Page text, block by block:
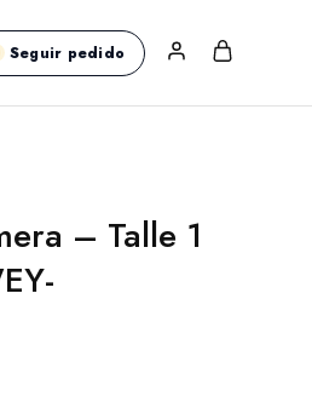
Seguir pedido
– Talle 1